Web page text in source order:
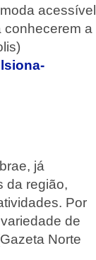
acessível
conhecerem a
já
da região,
Por
de
Norte